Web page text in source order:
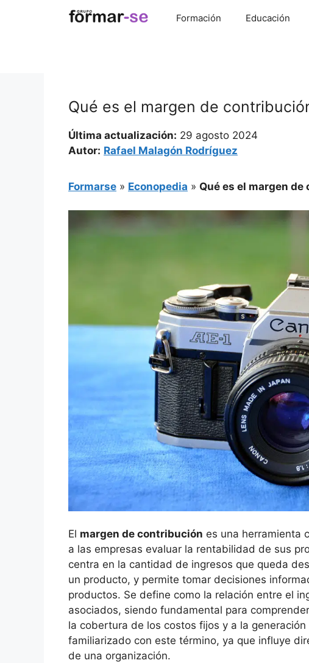
Formación Educación
Qué es el margen de
Última actualización: 29 agosto 2024
Autor: Rafael Malagón Rodríguez
Formarse » Econopedia » Qué es el margen
El margen de contribución es una herramienta
a ⁤las empresas evaluar la ⁣rentabilidad de sus
centra en la cantidad de ingresos que queda
un producto, y permite tomar decisiones
productos. Se define como​ la relación ‍entre el⁢
asociados, siendo fundamental para
la cobertura⁤ de los‌ costos fijos y a la
familiarizado con este término, ya que influye
de una organización.